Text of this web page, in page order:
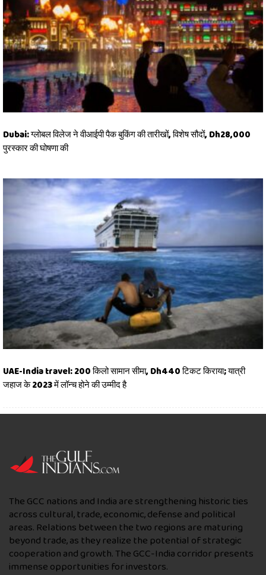
Dubai: ग्लोबल विलेज ने वीआईपी पैक बुकिंग की तारीखों, विशेष सौदों, Dh28,000
पुरस्कार की घोषणा की
UAE-India travel: 200 किलो सामान सीमा, Dh440 टिकट किराया; यात्री
जहाज के 2023 में लॉन्च होने की उम्मीद है
The GCC nations and India are strengthening historic ties
across cultural, trade, economic, defense and political
areas. Relations between the two regions are maturing
beyond trade, as they realize the potential of strategic
cooperation and growth. The GCC-India corridor presents
immense opportunities for investors.